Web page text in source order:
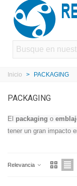
Inicio > PACKAGING
PACKAGING
El packaging o
tener un gran impacto
Relevancia